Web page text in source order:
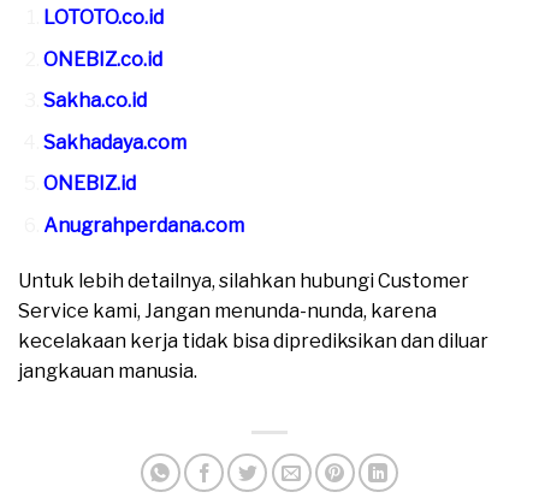
LOTOTO.co.id
ONEBIZ.co.id
Sakha.co.id
Sakhadaya.com
ONEBIZ.id
Anugrahperdana.com
Untuk lebih detailnya, silahkan hubungi Customer
Service kami, Jangan menunda-nunda, karena
kecelakaan kerja tidak bisa diprediksikan dan diluar
jangkauan manusia.